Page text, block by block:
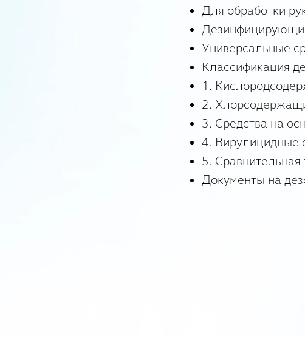
Для обработки
Универсальные
Классификация
1.
2.
3. Средства на
4. Вирулицидные
5.
Документы на